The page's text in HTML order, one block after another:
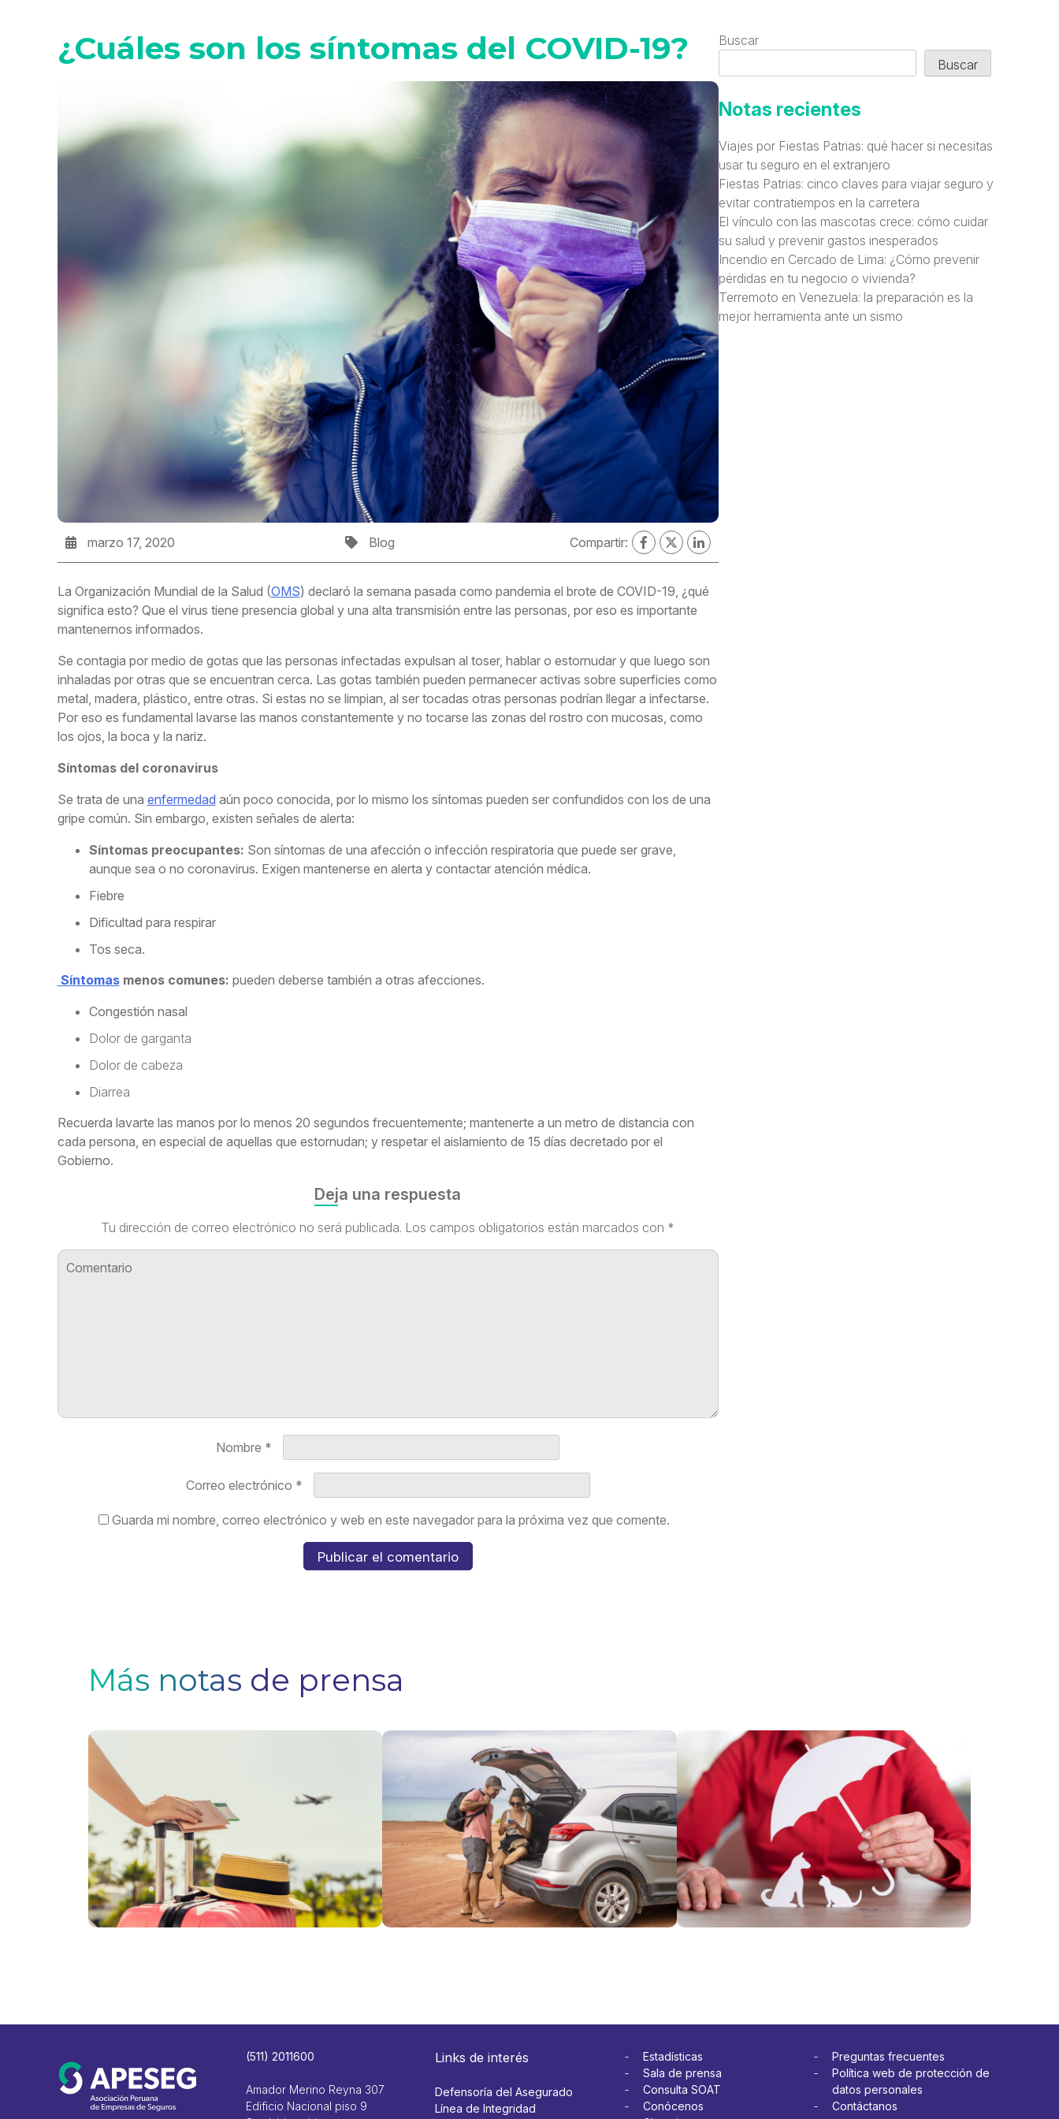
¿Cuáles son los síntomas del COVID-19?
marzo 17, 2020 Blog Compartir:
La Organización Mundial de la Salud (OMS) declaró la semana pasada como pandemia el brote de COVID-19, ¿qué
significa esto? Que el virus tiene presencia global y una alta transmisión entre las personas, por eso es importante
mantenernos informados.
Se contagia por medio de gotas que las personas infectadas expulsan al toser, hablar o estornudar y que luego son
inhaladas por otras que se encuentran cerca. Las gotas también pueden permanecer activas sobre superficies como
metal, madera, plástico, entre otras. Si estas no se limpian, al ser tocadas otras personas podrían llegar a infectarse.
Por eso es fundamental lavarse las manos constantemente y no tocarse las zonas del rostro con mucosas, como
los ojos, la boca y la nariz.
Síntomas del coronavirus
Se trata de una enfermedad aún poco conocida, por lo mismo los síntomas pueden ser confundidos con los de una
gripe común. Sin embargo, existen señales de alerta:
Síntomas preocupantes: Son síntomas de una afección o infección respiratoria que puede ser grave,
aunque sea o no coronavirus. Exigen mantenerse en alerta y contactar atención médica.
Fiebre
Dificultad para respirar
Tos seca.
Síntomasmenos comunes: pueden deberse también a otras afecciones.
Congestión nasal
Dolor de garganta
Dolor de cabeza
Diarrea
Recuerda lavarte las manos por lo menos 20 segundos frecuentemente; mantenerte a un metro de distancia con
cada persona, en especial de aquellas que estornudan; y respetar el aislamiento de 15 días decretado por el
Gobierno.
Deja una respuesta
Tu dirección de correo electrónico no será publicada. Los campos obligatorios están marcados con *
Nombre *
Correo electrónico *
Guarda mi nombre, correo electrónico y web en este navegador para la próxima vez que comente.
Buscar
Buscar
Notas recientes
Viajes por Fiestas Patrias: qué hacer si necesitas
usar tu seguro en el extranjero
Fiestas Patrias: cinco claves para viajar seguro y
evitar contratiempos en la carretera
El vínculo con las mascotas crece: cómo cuidar
su salud y prevenir gastos inesperados
Incendio en Cercado de Lima: ¿Cómo prevenir
pérdidas en tu negocio o vivienda?
Terremoto en Venezuela: la preparación es la
mejor herramienta ante un sismo
Más notas de prensa
Viajes por
qué hacer
si
necesitas
seguro en
el
Fiestas
Patrias: cinco
claves para
viajar seguro
y evitar
contratiempos
en la
carretera
Ver más
mascotas
cuidar su
gastos
inesperados
(511) 2011600
Amador Merino Reyna 307
Edificio Nacional piso 9
Links de interés
Defensoría del Asegurado
Línea de Integridad
Estadísticas
Sala de prensa
Consulta SOAT
Conócenos
Preguntas frecuentes
Política web de protección de
datos personales
Contáctanos